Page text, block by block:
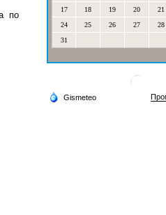
по
17
18 19 20 21
24
25 26 27 28
31